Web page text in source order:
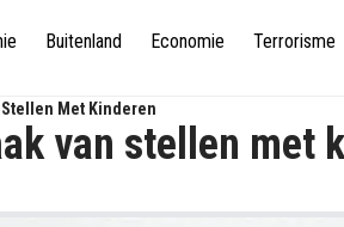
Buitenland Economie Terrorisme
Met Kinderen
van stellen met